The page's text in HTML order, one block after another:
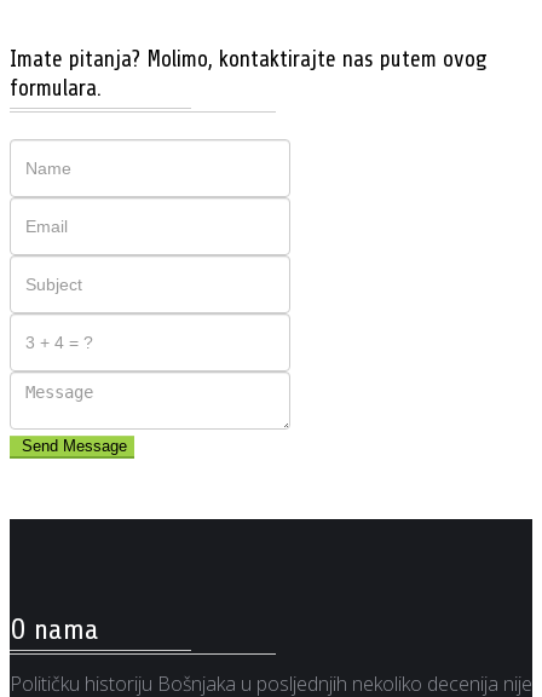
Imate pitanja? Molimo, kontaktirajte nas putem ovog
formulara.
Send Message
O nama
Političku historiju Bošnjaka u posljednjih nekoliko decenija nije